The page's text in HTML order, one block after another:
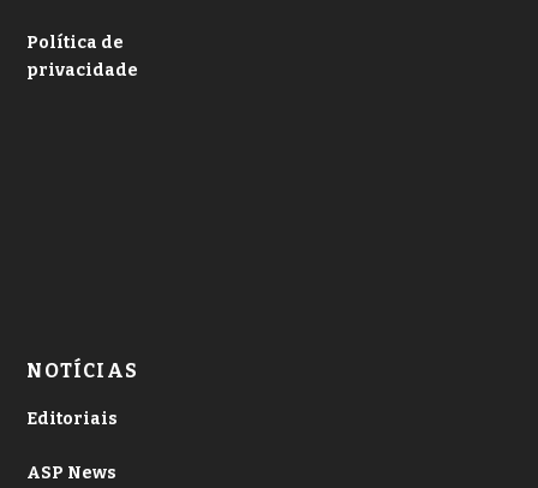
Política de
privacidade
NOTÍCIAS
Editoriais
ASP News